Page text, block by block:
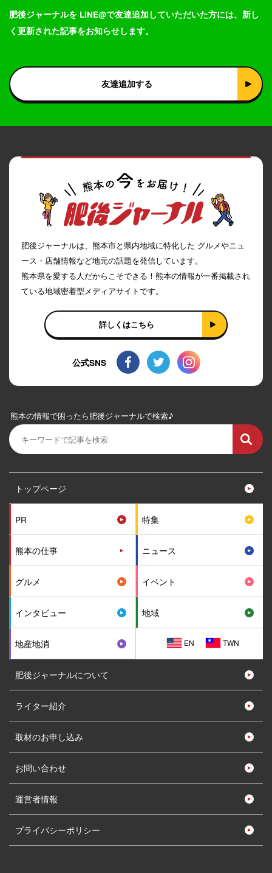
肥後ジャーナルを LINE@で友達追加していただいた方には、新し
く更新された記事をお知らせします。
友達追加する
肥後ジャーナルは、熊本市と県内地域に特化した グルメやニュ
ース・店舗情報など地元の話題を発信しています。
熊本県を愛する人だからこそできる！熊本の情報が一番掲載され
ている地域密着型メディアサイトです。
詳しくはこちら
公式SNS
熊本の情報で困ったら肥後ジャーナルで検索♪
トップページ
PR 特集
熊本の仕事 ニュース
グルメ イベント
インタビュー 地域
地産地消 EN TWN
肥後ジャーナルについて
ライター紹介
取材のお申し込み
お問い合わせ
運営者情報
プライバシーポリシー